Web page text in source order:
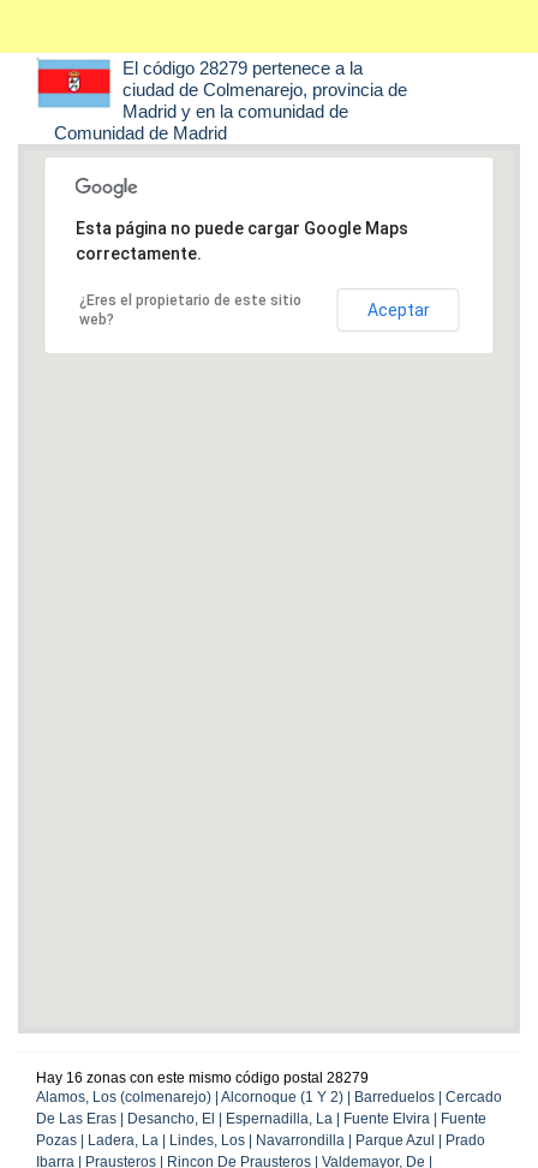
El código 28279 pertenece a la
ciudad de Colmenarejo, provincia de
Madrid y en la comunidad de
Comunidad de Madrid
Esta página no puede cargar Google Maps
correctamente.
¿Eres el propietario de este sitio
web?
Aceptar
Hay 16 zonas con este mismo código postal 28279
Alamos, Los (colmenarejo) | Alcornoque (1 Y 2) | Barreduelos | Cercado
De Las Eras | Desancho, El | Espernadilla, La | Fuente Elvira | Fuente
Pozas | Ladera, La | Lindes, Los | Navarrondilla | Parque Azul | Prado
Ibarra | Prausteros | Rincon De Prausteros | Valdemayor, De |